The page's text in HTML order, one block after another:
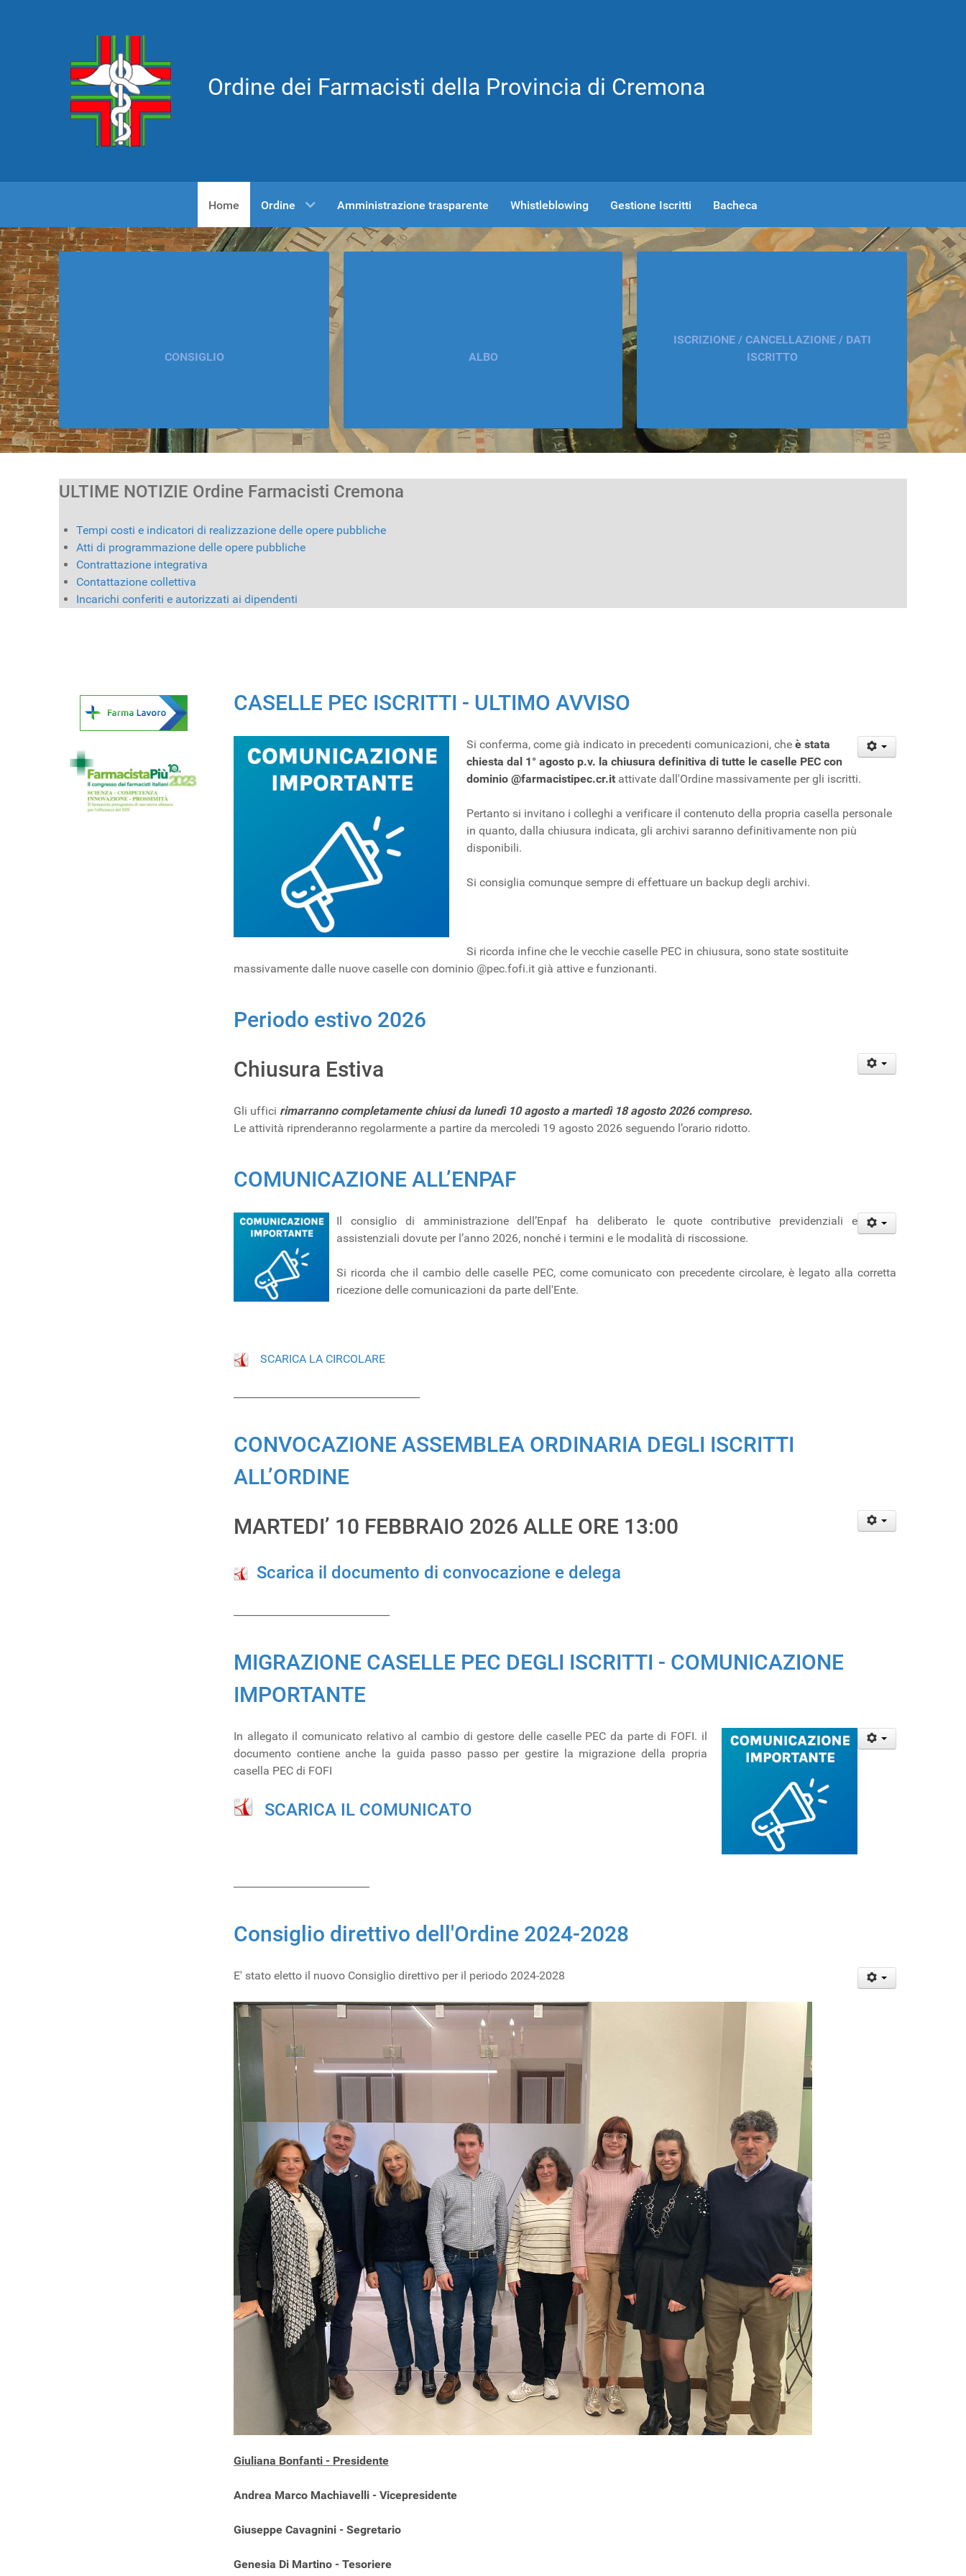
Ordine dei Farmacisti della Provincia di Cremona
Home Ordine Amministrazione trasparente Whistleblowing Gestione Iscritti Bacheca
CONSIGLIO ALBO
ISCRIZIONE / CANCELLAZIONE / DATI
ISCRITTO
ULTIME NOTIZIE Ordine Farmacisti Cremona
Tempi costi e indicatori di realizzazione delle opere pubbliche
Atti di programmazione delle opere pubbliche
Contrattazione integrativa
Contattazione collettiva
Incarichi conferiti e autorizzati ai dipendenti
CASELLE PEC ISCRITTI - ULTIMO AVVISO
Si conferma, come già indicato in precedenti comunicazioni, che è stata
chiesta dal 1° agosto p.v. la chiusura definitiva di tutte le caselle PEC con
dominio @farmacistipec.cr.it attivate dall'Ordine massivamente per gli iscritti.
Pertanto si invitano i colleghi a verificare il contenuto della propria casella personale
in quanto, dalla chiusura indicata, gli archivi saranno definitivamente non più
disponibili.
Si consiglia comunque sempre di effettuare un backup degli archivi.
Si ricorda infine che le vecchie caselle PEC in chiusura, sono state sostituite
massivamente dalle nuove caselle con dominio @pec.fofi.it già attive e funzionanti.
Periodo estivo 2026
Chiusura Estiva
Gli uffici rimarranno completamente chiusi da lunedì 10 agosto a martedì 18 agosto 2026 compreso.
Le attività riprenderanno regolarmente a partire da mercoledi 19 agosto 2026 seguendo l’orario ridotto.
COMUNICAZIONE ALL’ENPAF
Il consiglio di amministrazione dell’Enpaf ha deliberato le quote contributive previdenziali e
assistenziali dovute per l’anno 2026, nonché i termini e le modalità di riscossione.
Si ricorda che il cambio delle caselle PEC, come comunicato con precedente circolare, è legato alla corretta
ricezione delle comunicazioni da parte dell'Ente.
SCARICA LA CIRCOLARE
CONVOCAZIONE ASSEMBLEA ORDINARIA DEGLI ISCRITTI
ALL’ORDINE
MARTEDI’ 10 FEBBRAIO 2026 ALLE ORE 13:00
Scarica il documento di convocazione e delega
MIGRAZIONE CASELLE PEC DEGLI ISCRITTI - COMUNICAZIONE
IMPORTANTE
In allegato il comunicato relativo al cambio di gestore delle caselle PEC da parte di FOFI. il
documento contiene anche la guida passo passo per gestire la migrazione della propria
casella PEC di FOFI
SCARICA IL COMUNICATO
Consiglio direttivo dell'Ordine 2024-2028
E' stato eletto il nuovo Consiglio direttivo per il periodo 2024-2028
Giuliana Bonfanti - Presidente
Andrea Marco Machiavelli - Vicepresidente
Giuseppe Cavagnini - Segretario
Genesia Di Martino - Tesoriere